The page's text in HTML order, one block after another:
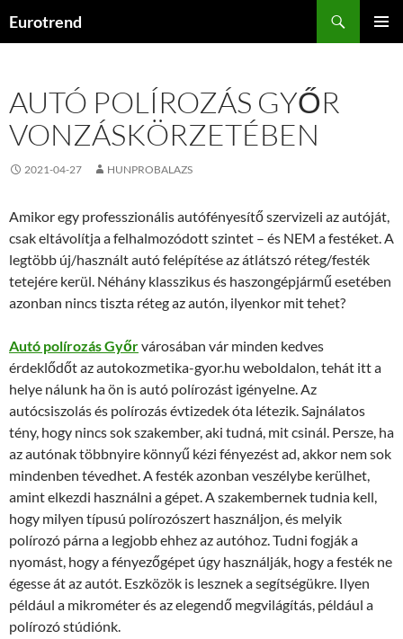
Eurotrend
AUTÓ POLÍROZÁS GYŐR
VONZÁSKÖRZETÉBEN
2021-04-27 HUNPROBALAZS
Amikor egy professzionális autófényesítő szervizeli az autóját,
csak eltávolítja a felhalmozódott szintet – és NEM a festéket. A
legtöbb új/használt autó felépítése az átlátszó réteg/festék
tetejére kerül. Néhány klasszikus és haszongépjármű esetében
azonban nincs tiszta réteg az autón, ilyenkor mit tehet?
Autó polírozás Győrvárosában vár minden kedves
érdeklődőt az autokozmetika-gyor.hu weboldalon, tehát itt a
helye nálunk ha ön is autó polírozást igényelne. Az
autócsiszolás és polírozás évtizedek óta létezik. Sajnálatos
tény, hogy nincs sok szakember, aki tudná, mit csinál. Persze, ha
az autónak többnyire könnyű kézi fényezést ad, akkor nem sok
mindenben tévedhet. A festék azonban veszélybe kerülhet,
amint elkezdi használni a gépet. A szakembernek tudnia kell,
hogy milyen típusú polírozószert használjon, és melyik
polírozó párna a legjobb ehhez az autóhoz. Tudni fogják a
nyomást, hogy a fényezőgépet úgy használják, hogy a festék ne
égesse át az autót. Eszközök is lesznek a segítségükre. Ilyen
például a mikrométer és az elegendő megvilágítás, például a
polírozó stúdiónk.